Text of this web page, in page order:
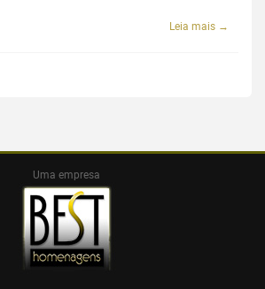
Leia mais →
Uma empresa